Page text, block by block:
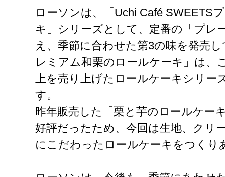
ローソンは、「Uchi Café SWEETS
キ」シリーズとして、定番の「プレ
え、季節に合わせた第3の味を発売
レミアム和栗のロールケーキ」は、
上を売り上げたロールケーキシリー
す。
昨年販売した「栗と芋のロールケー
好評だったため、今回は生地、クリ
にこだわったロールケーキをつくり